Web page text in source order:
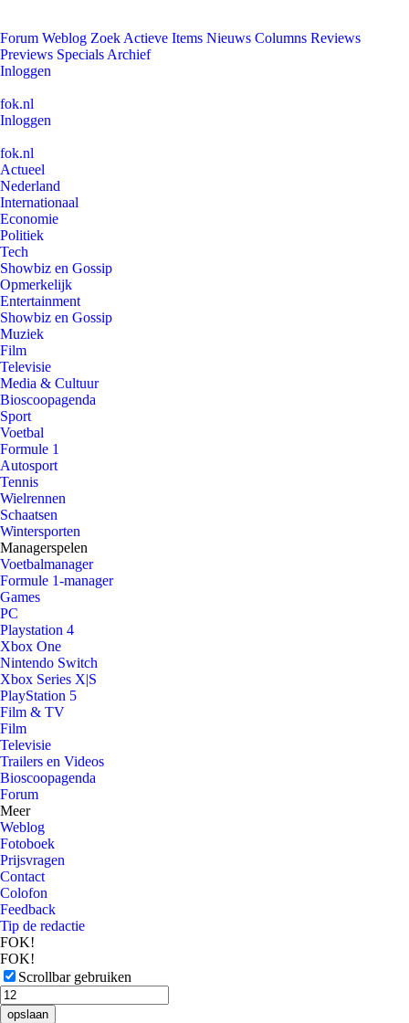
Forum Weblog Zoek Actieve Items Nieuws Columns Reviews
Previews Specials Archief
Inloggen
fok.nl
Inloggen
fok.nl
Actueel
Nederland
Internationaal
Economie
Politiek
Tech
Showbiz en Gossip
Opmerkelijk
Entertainment
Showbiz en Gossip
Muziek
Film
Televisie
Media & Cultuur
Bioscoopagenda
Sport
Voetbal
Formule 1
Autosport
Tennis
Wielrennen
Schaatsen
Wintersporten
Managerspelen
Voetbalmanager
Formule 1-manager
Games
PC
Playstation 4
Xbox One
Nintendo Switch
Xbox Series X|S
PlayStation 5
Film & TV
Film
Televisie
Trailers en Videos
Bioscoopagenda
Forum
Meer
Weblog
Fotoboek
Prijsvragen
Contact
Colofon
Feedback
Tip de redactie
FOK!
FOK!
Scrollbar gebruiken
opslaan